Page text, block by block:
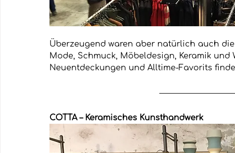
Überzeugend waren aber natürlich auch
Mode, Schmuck, Möbeldesign, Keramik und
Neuentdeckungen und Alltime-Favorits
COTTA – Keramisches Kunsthandwerk